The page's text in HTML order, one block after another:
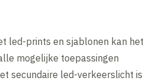
led-prints en sjablonen kan het
mogelijke toepassingen
secundaire led-verkeerslicht is